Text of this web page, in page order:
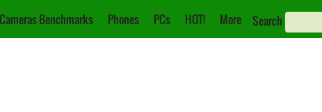
Cameras Benchmarks Phones PCs HOT! More Search